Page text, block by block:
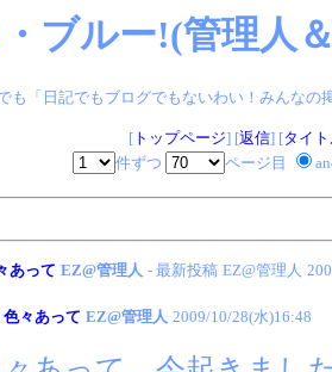
ブルー!(管理人
も「日記でもブログでもないわい！みんなの
[トップページ] [返信] [タイ
件ずつ
ページ目
あって EZ@管理人 - 最新投稿 EZ@管理人
色々あって EZ@管理人 2009/10/28(水)16:48